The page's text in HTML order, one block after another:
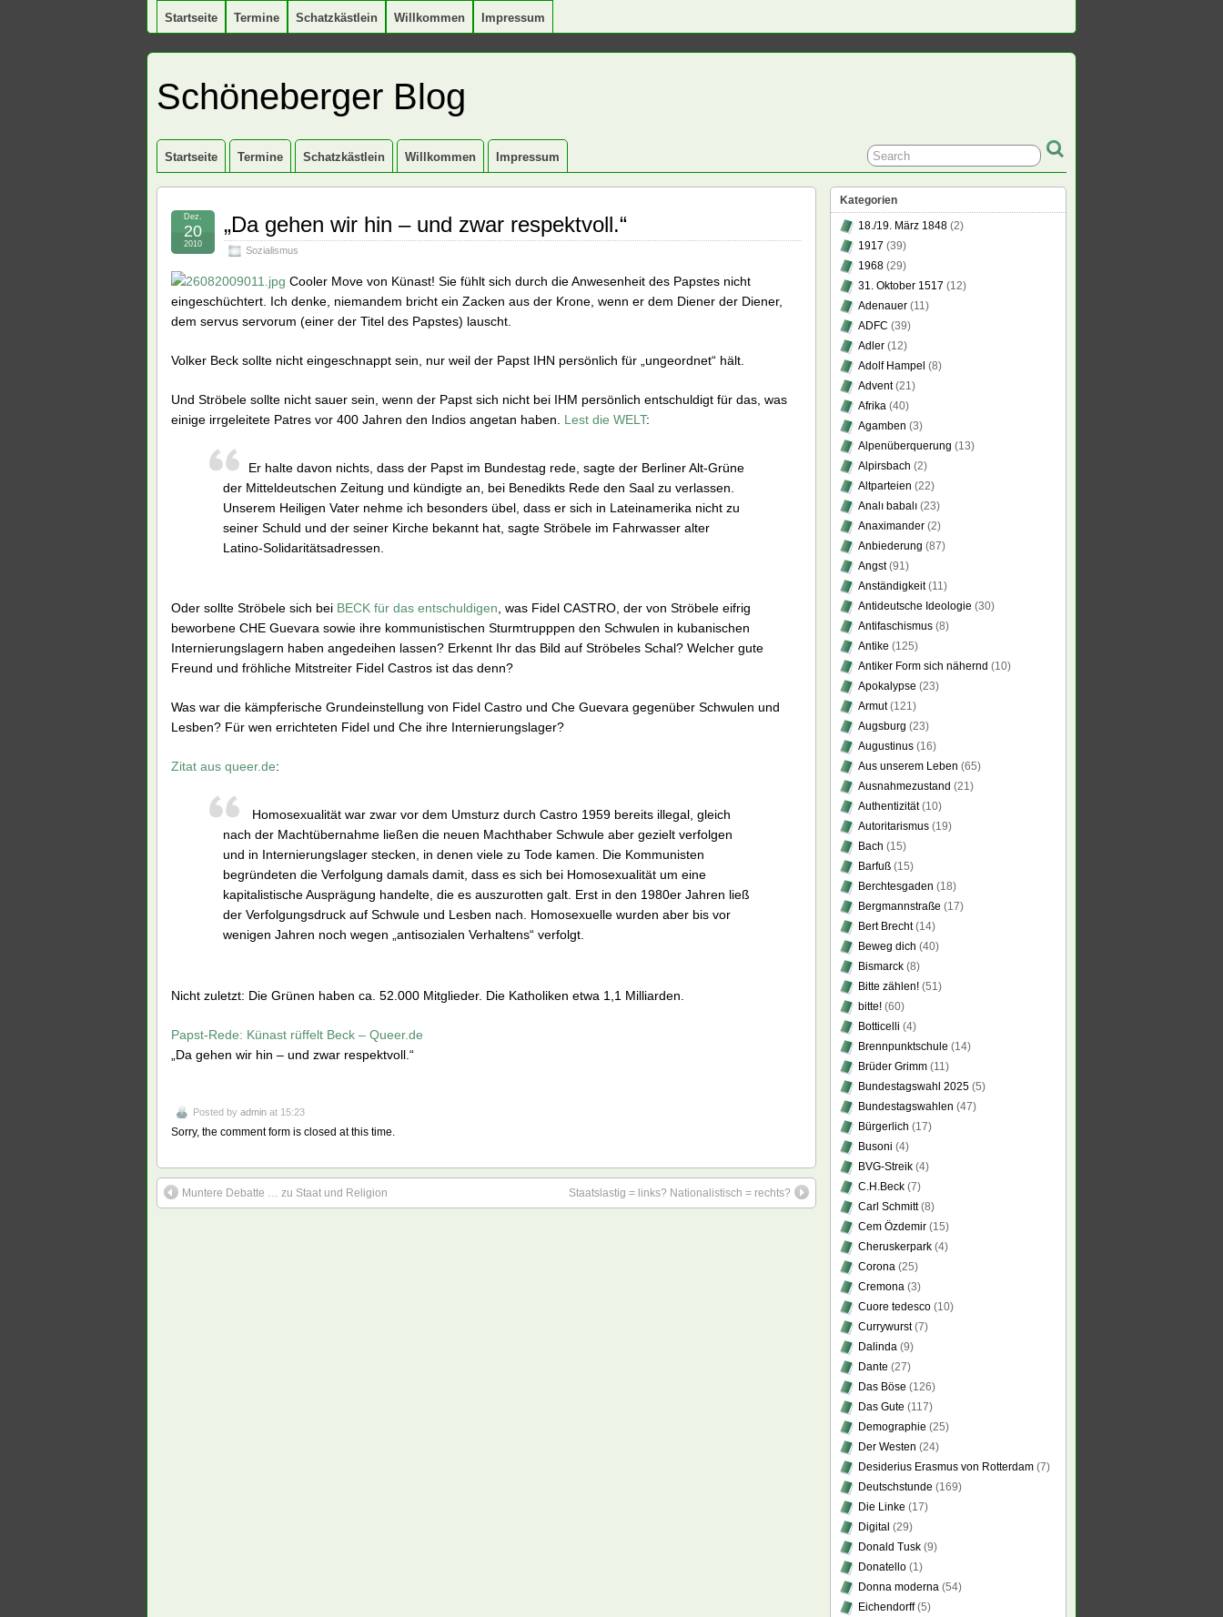
Startseite Termine Schatzkästlein Willkommen Impressum
Schöneberger Blog
Startseite Termine Schatzkästlein Willkommen Impressum
„Da gehen wir hin – und zwar respektvoll.“
Sozialismus
Dez.
20
2010
Cooler Move von Künast! Sie fühlt sich durch die Anwesenheit des Papstes nicht
eingeschüchtert. Ich denke, niemandem bricht ein Zacken aus der Krone, wenn er dem Diener der Diener,
dem servus servorum (einer der Titel des Papstes) lauscht.
Volker Beck sollte nicht eingeschnappt sein, nur weil der Papst IHN persönlich für „ungeordnet“ hält.
Und Ströbele sollte nicht sauer sein, wenn der Papst sich nicht bei IHM persönlich entschuldigt für das, was
einige irrgeleitete Patres vor 400 Jahren den Indios angetan haben. Lest die WELT:
Er halte davon nichts, dass der Papst im Bundestag rede, sagte der Berliner Alt-Grüne
der Mitteldeutschen Zeitung und kündigte an, bei Benedikts Rede den Saal zu verlassen.
Unserem Heiligen Vater nehme ich besonders übel, dass er sich in Lateinamerika nicht zu
seiner Schuld und der seiner Kirche bekannt hat, sagte Ströbele im Fahrwasser alter
Latino-Solidaritätsadressen.
Oder sollte Ströbele sich bei BECK für das entschuldigen, was Fidel CASTRO, der von Ströbele eifrig
beworbene CHE Guevara sowie ihre kommunistischen Sturmtrupppen den Schwulen in kubanischen
Internierungslagern haben angedeihen lassen? Erkennt Ihr das Bild auf Ströbeles Schal? Welcher gute
Freund und fröhliche Mitstreiter Fidel Castros ist das denn?
Was war die kämpferische Grundeinstellung von Fidel Castro und Che Guevara gegenüber Schwulen und
Lesben? Für wen errichteten Fidel und Che ihre Internierungslager?
Zitat aus queer.de:
Homosexualität war zwar vor dem Umsturz durch Castro 1959 bereits illegal, gleich
nach der Machtübernahme ließen die neuen Machthaber Schwule aber gezielt verfolgen
und in Internierungslager stecken, in denen viele zu Tode kamen. Die Kommunisten
begründeten die Verfolgung damals damit, dass es sich bei Homosexualität um eine
kapitalistische Ausprägung handelte, die es auszurotten galt. Erst in den 1980er Jahren ließ
der Verfolgungsdruck auf Schwule und Lesben nach. Homosexuelle wurden aber bis vor
wenigen Jahren noch wegen „antisozialen Verhaltens“ verfolgt.
Nicht zuletzt: Die Grünen haben ca. 52.000 Mitglieder. Die Katholiken etwa 1,1 Milliarden.
Papst-Rede: Künast rüffelt Beck – Queer.de
„Da gehen wir hin – und zwar respektvoll.“
Posted by admin at 15:23
Sorry, the comment form is closed at this time.
Muntere Debatte … zu Staat und Religion Staatslastig = links? Nationalistisch = rechts?
Kategorien
18./19. März 1848 (2)
1917 (39)
1968 (29)
31. Oktober 1517 (12)
Adenauer (11)
ADFC (39)
Adler (12)
Adolf Hampel (8)
Advent(21)
Afrika (40)
Agamben (3)
Alpenüberquerung (13)
Alpirsbach (2)
Altparteien (22)
Analı babalı (23)
Anaximander (2)
Anbiederung (87)
Angst(91)
Anständigkeit(11)
Antideutsche Ideologie (30)
Antifaschismus (8)
Antike (125)
Antiker Form sich nähernd (10)
Apokalypse (23)
Armut(121)
Augsburg (23)
Augustinus (16)
Aus unserem Leben (65)
Ausnahmezustand (21)
Authentizität(10)
Autoritarismus (19)
Bach (15)
Barfuß (15)
Berchtesgaden (18)
Bergmannstraße (17)
Bert Brecht(14)
Beweg dich (40)
Bismarck (8)
Bitte zählen! (51)
bitte! (60)
Botticelli (4)
Brennpunktschule (14)
Brüder Grimm (11)
Bundestagswahl 2025 (5)
Bundestagswahlen (47)
Bürgerlich (17)
Busoni (4)
BVG-Streik (4)
C.H.Beck (7)
Carl Schmitt(8)
Cem Özdemir (15)
Cheruskerpark (4)
Corona (25)
Cremona (3)
Cuore tedesco (10)
Currywurst(7)
Dalinda (9)
Dante (27)
Das Böse (126)
Das Gute (117)
Demographie (25)
Der Westen (24)
Desiderius Erasmus von Rotterdam (7)
Deutschstunde (169)
Die Linke (17)
Digital (29)
Donald Tusk (9)
Donatello (1)
Donna moderna (54)
Eichendorff(5)